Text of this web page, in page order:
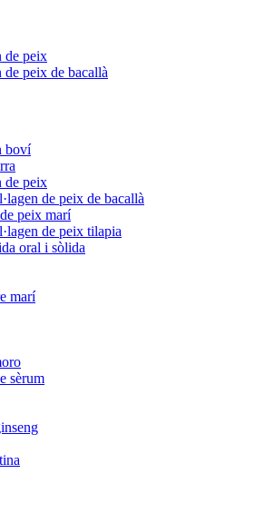
de peix
de peix de bacallà
boví
de peix
de peix de bacallà
peix marí
de peix tilapia
oral i sòlida
marí
sèrum